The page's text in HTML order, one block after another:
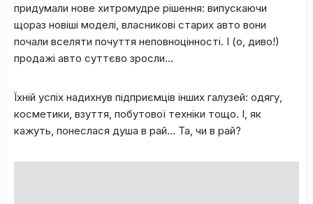
придумали нове хитромудре рішення: випускаючи
щораз новіші моделі, власникові старих авто вони
почали вселяти почуття неповноцінності. І (о, диво!)
продажі авто суттєво зросли…
Їхній успіх надихнув підприємців інших галузей: одягу,
косметики, взуття, побутової техніки тощо. І, як
кажуть, понеслася душа в рай… Та, чи в рай?